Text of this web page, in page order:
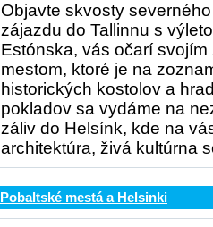
Objavte skvosty
zájazdu do Tallinnu s
Estónska, vás očarí
mestom, ktoré je na
historických kostolov a
pokladov sa vydáme na
záliv do Helsínk, kde na
architektúra, živá kultúrna
Pobaltské mestá a Helsinki